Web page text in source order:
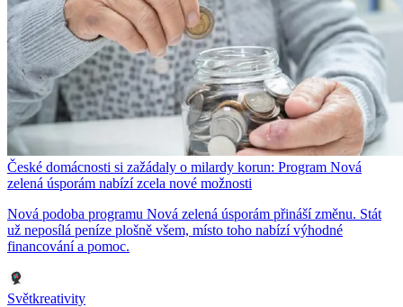
České domácnosti si zažádaly o milardy korun: Program Nová
zelená úsporám nabízí zcela nové možnosti
Nová podoba programu Nová zelená úsporám přináší změnu. Stát
už neposílá peníze plošně všem, místo toho nabízí výhodné
financování a pomoc.
Světkreativity